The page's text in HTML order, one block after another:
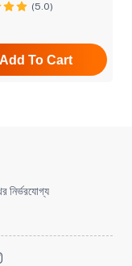
(5.0)
Add To Cart
নির্ভরযোগ্য